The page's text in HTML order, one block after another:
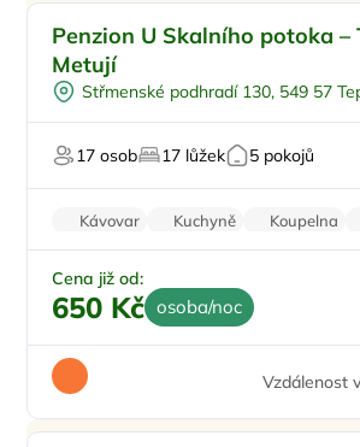
Pro dva
Pro čtyři
Pro skupiny
Pro turisty
Penzion U Skalního potoka –
Metují
Střmenské podhradí 130, 549 57
17 osob 17 lůžek 5 pokojů
Kávovar Kuchyně Koupelna
Nekuřácký objekt
Cena již od:
650 Kč osoba/noc
Vzdálenost